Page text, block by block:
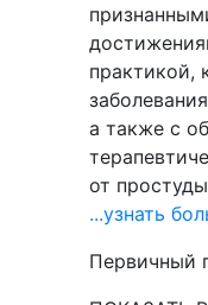
практикой,
а также с
от
...узнать
Первичный